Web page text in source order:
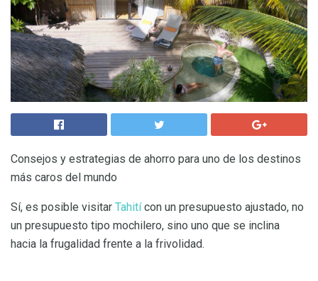
Consejos y estrategias de ahorro para uno de los destinos
más caros del mundo
Sí, es posible visitar Tahitícon un presupuesto ajustado, no
un presupuesto tipo mochilero, sino uno que se inclina
hacia la frugalidad frente a la frivolidad.